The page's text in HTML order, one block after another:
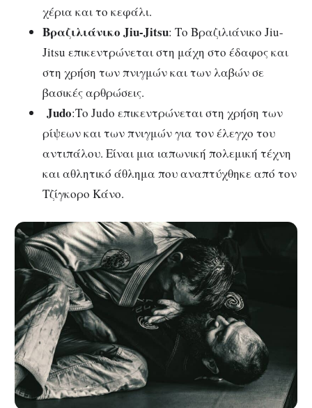
χέρια και το κεφάλι.
Βραζιλιάνικο Jiu-Jitsu: Το Βραζιλιάνικο Jiu-
Jitsu επικεντρώνεται στη μάχη στο έδαφος και
στη χρήση των πνιγμών και των λαβών σε
βασικές αρθρώσεις.
Judo:Το Judo επικεντρώνεται στη χρήση των
ρίψεων και των πνιγμών για τον έλεγχο του
αντιπάλου. Είναι μια ιαπωνική πολεμική τέχνη
και αθλητικό άθλημα που αναπτύχθηκε από τον
Τζίγκορο Κάνο.